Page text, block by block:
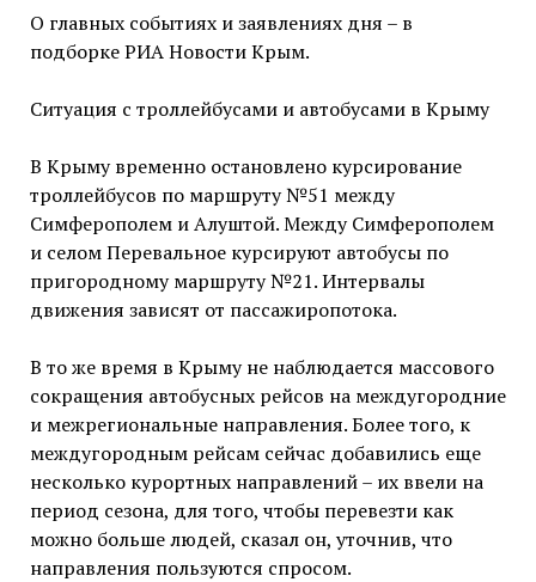
О главных событиях и заявлениях дня – в
подборке РИА Новости Крым.
Ситуация с троллейбусами и автобусами в Крыму
В Крыму временно остановлено курсирование
троллейбусов по маршруту №51 между
Симферополем и Алуштой. Между Симферополем
и селом Перевальное курсируют автобусы по
пригородному маршруту №21. Интервалы
движения зависят от пассажиропотока.
В то же время в Крыму не наблюдается массового
сокращения автобусных рейсов на междугородние
и межрегиональные направления. Более того, к
междугородным рейсам сейчас добавились еще
несколько курортных направлений – их ввели на
период сезона, для того, чтобы перевезти как
можно больше людей, сказал он, уточнив, что
направления пользуются спросом.